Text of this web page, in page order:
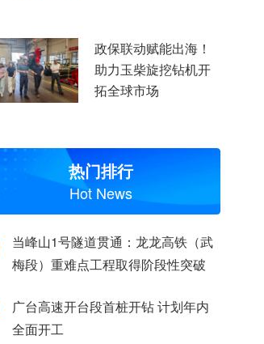
政保联动赋能出海！
助力玉柴旋挖钻机开
拓全球市场
热门排行
Hot News
当峰山1号隧道贯通：龙龙高铁（武
梅段）重难点工程取得阶段性突破
广台高速开台段首桩开钻 计划年内
全面开工